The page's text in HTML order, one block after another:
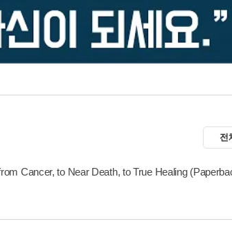
전
Cancer, to Near Death, to True Healing